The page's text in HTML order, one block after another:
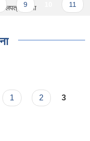
9 11
सूचना
1 2 3